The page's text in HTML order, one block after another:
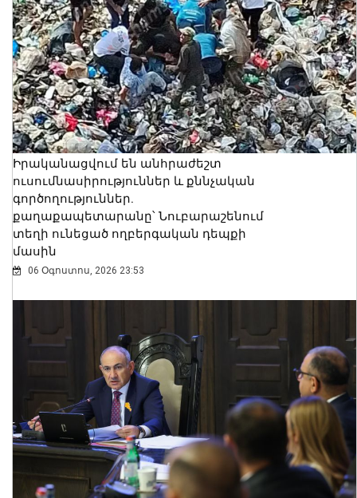
Իրականացվում են անհրաժեշտ
ուսումնասիրություններ և քննչական
գործողություններ.
քաղաքապետարանը՝ Նուբարաշենում
տեղի ունեցած ողբերգական դեպքի
մասին
06 Օգոստոս, 2026 23:53